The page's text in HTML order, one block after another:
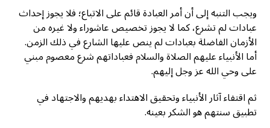
ويجب التنبه إلى أن أمر العبادة قائم على الاتباع؛ فلا يجوز إحداث
عبادات لم تشرع، كما لا يجوز تخصيص عاشوراء ولا غيره من
الأزمان الفاضلة بعبادات لم ينص عليها الشارع في ذلك الزمن.
أما الأنبياء عليهم الصلاة والسلام فعباداتهم شرع معصوم مبني
على وحي الله عز وجل إليهم.
ثم اقتفاء آثار الأنبياء وتحقيق الاهتداء بهديهم والاجتهاد في
تطبيق سنتهم هو الشكر بعينه.